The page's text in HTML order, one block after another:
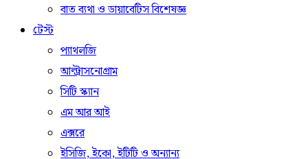
বাত ব্যথা ও ডায়াবেটিস বিশেষজ্ঞ
টেস্ট
প্যাথলজি
আল্ট্রাসনোগ্রাম
সিটি স্ক্যান
এম আর আই
এক্সরে
ইসিজি, ইকো, ইটিটি ও অন্যান্য